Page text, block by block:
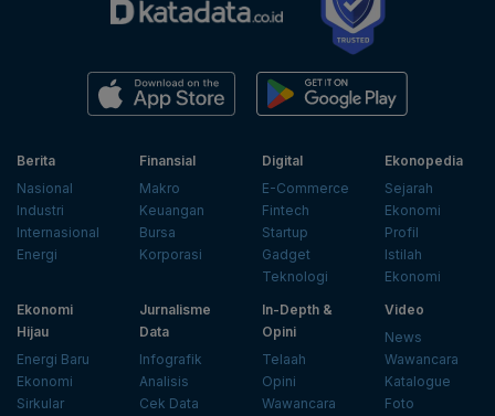
Berita
Nasional
Industri
Internasional
Energi
Finansial
Makro
Keuangan
Bursa
Korporasi
Digital
E-Commerce
Fintech
Startup
Gadget
Teknologi
Ekonopedia
Sejarah
Ekonomi
Profil
Istilah
Ekonomi
Ekonomi
Hijau
Energi Baru
Ekonomi
Sirkular
Jurnalisme
Data
Infografik
Analisis
Cek Data
In-Depth &
Opini
Telaah
Opini
Wawancara
Video
News
Wawancara
Katalogue
Foto